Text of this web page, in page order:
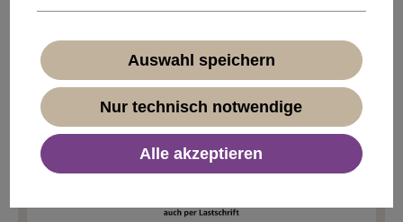
Sofort verfügbar, Lieferzeit 1-3 Tage
In den Warenkorb
Auswahl speichern
Nur technisch notwendige
Alle akzeptieren